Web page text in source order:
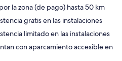
la zona (de pago) hasta 50 km
gratis en las instalaciones
limitado en las instalaciones
con aparcamiento accesible en